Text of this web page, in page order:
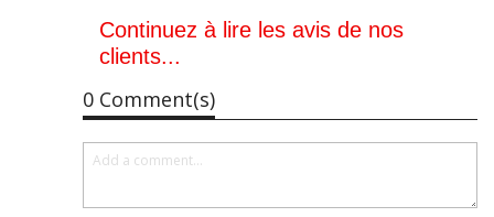
Continuez à lire les avis de nos
clients...
0 Comment(s)